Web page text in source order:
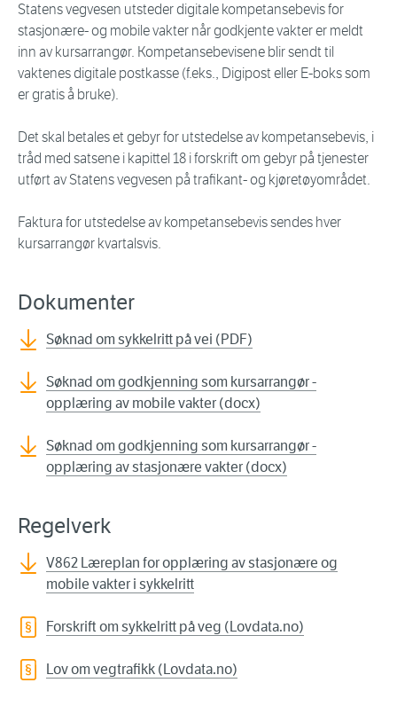
Statens vegvesen utsteder digitale kompetansebevis for
stasjonære- og mobile vakter når godkjente vakter er meldt
inn av kursarrangør. Kompetansebevisene blir sendt til
vaktenes digitale postkasse (f.eks., Digipost eller E-boks som
er gratis å bruke).
Det skal betales et gebyr for utstedelse av kompetansebevis, i
tråd med satsene i kapittel 18 i forskrift om gebyr på tjenester
utført av Statens vegvesen på trafikant- og kjøretøyområdet.
Faktura for utstedelse av kompetansebevis sendes hver
kursarrangør kvartalsvis.
Dokumenter
Søknad om sykkelritt på vei (PDF)
Søknad om godkjenning som kursarrangør -
opplæring av mobile vakter (docx)
Søknad om godkjenning som kursarrangør -
opplæring av stasjonære vakter (docx)
Regelverk
V862 Læreplan for opplæring av stasjonære og
mobile vakter i sykkelritt
Forskrift om sykkelritt på veg (Lovdata.no)
Lov om vegtrafikk (Lovdata.no)